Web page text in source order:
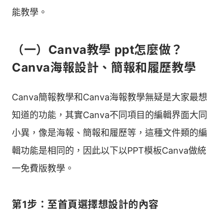
能教學。
（一）Canva教學 ppt怎麼做？
Canva海報設計、簡報和履歷教學
Canva簡報教學和Canva海報教學無疑是大家最想
知道的功能，其實Canva不同項目的編輯界面大同
小異，像是海報、簡報和履歷等，這種文件類的編
輯功能是相同的，因此以下以PPT模板Canva做統
一免費版教學。
第1步：至首頁選擇想設計的內容